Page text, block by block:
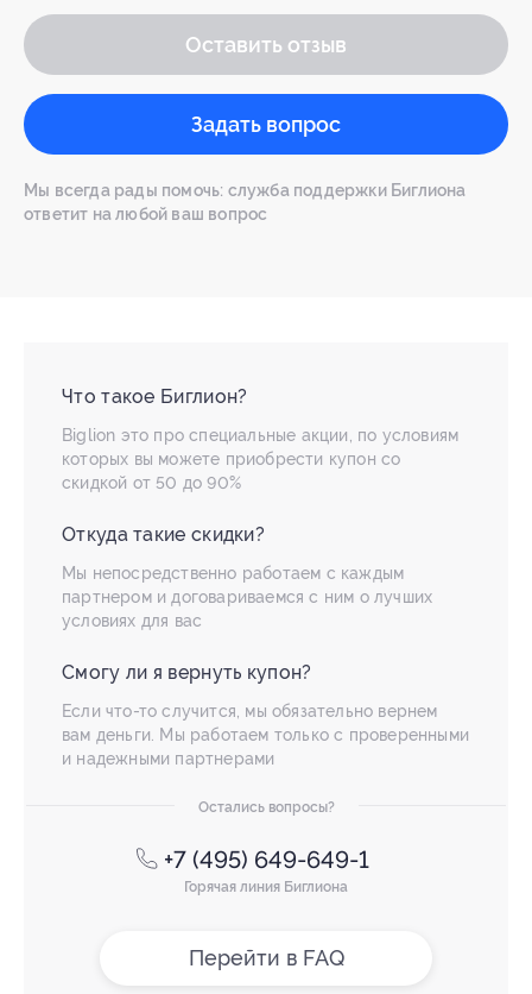
Оставить отзыв
Задать вопрос
Мы всегда рады помочь: служба поддержки Биглиона
ответит на любой ваш вопрос
Что такое Биглион?
Biglion это про специальные акции, по условиям
которых вы можете приобрести купон со
скидкой от 50 до 90%
Откуда такие скидки?
Мы непосредственно работаем с каждым
партнером и договариваемся с ним о лучших
условиях для вас
Смогу ли я вернуть купон?
Если что-то случится, мы обязательно вернем
вам деньги. Мы работаем только с проверенными
и надежными партнерами
Остались вопросы?
+7 (495) 649-649-1
Горячая линия Биглиона
Перейти в FAQ